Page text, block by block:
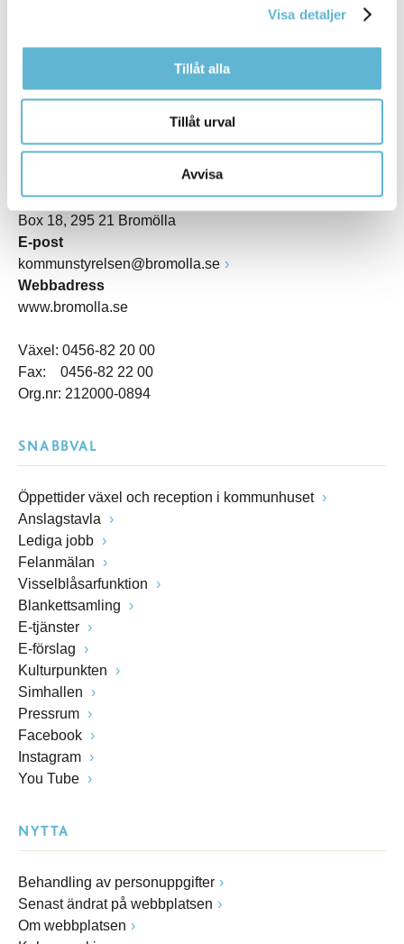
Visa detaljer
Tillåt alla
Tillåt urval
Avvisa
den 27 May 2020
KONTAKT
Besöksadress
Kommunhuset, Storgatan 48
Postadress
Box 18, 295 21 Bromölla
E-post
kommunstyrelsen@bromolla.se
Webbadress
www.bromolla.se
Växel: 0456-82 20 00
Fax: 0456-82 22 00
Org.nr: 212000-0894
SNABBVAL
Öppettider växel och reception i kommunhuset
Anslagstavla
Lediga jobb
Felanmälan
Visselblåsarfunktion
Blankettsamling
E-tjänster
E-förslag
Kulturpunkten
Simhallen
Pressrum
Facebook
Instagram
You Tube
NYTTA
Behandling av personuppgifter
Senast ändrat på webbplatsen
Om webbplatsen